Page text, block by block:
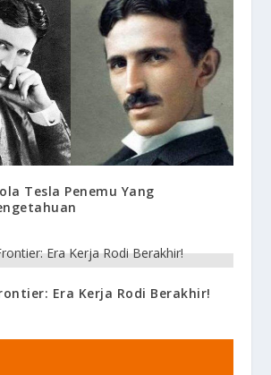
Tesla Penemu Yang
Era Kerja Rodi Berakhir!